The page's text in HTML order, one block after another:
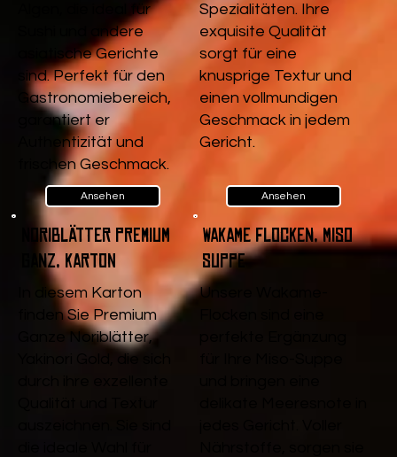
Algen, die ideal für
Sushi und andere
asiatische Gerichte
sind. Perfekt für den
Gastronomiebereich,
garantiert er
Authentizität und
frischen Geschmack.
Ansehen
Spezialitäten. Ihre
exquisite Qualität
sorgt für eine
knusprige Textur und
einen vollmundigen
Geschmack in jedem
Gericht.
Ansehen
Noriblätter Premium
Ganz, Karton
In diesem Karton
finden Sie Premium
Ganze Noriblätter,
Yakinori Gold, die sich
Wakame Flocken, Miso
Suppe
Unsere Wakame-